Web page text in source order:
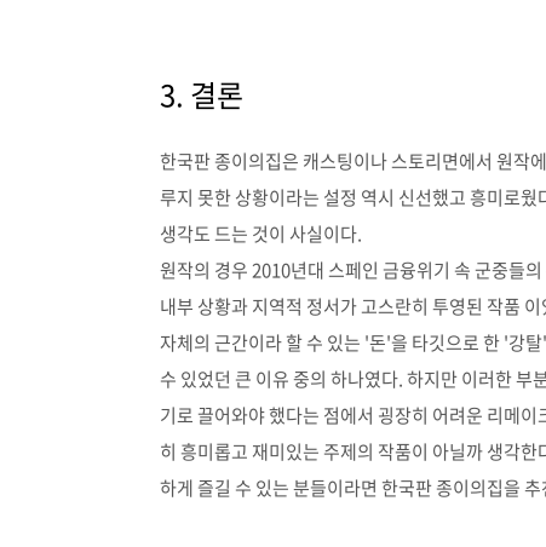
3. 결론
한국판 종이의집은 캐스팅이나 스토리면에서 원작
루지 못한 상황이라는 설정 역시 신선했고 흥미로
생각도 드는 것이 사실이다.
원작의 경우 2010년대 스페인 금융위기 속 군중들
내부 상황과 지역적 정서가 고스란히 투영된 작품
자체의 근간이라 할 수 있는 '돈'을 타깃으로 한 '강
수 있었던 큰 이유 중의 하나였다. 하지만 이러한
기로 끌어와야 했다는 점에서 굉장히 어려운 리메
히 흥미롭고 재미있는 주제의 작품이 아닐까 생각
하게 즐길 수 있는 분들이라면 한국판 종이의집을